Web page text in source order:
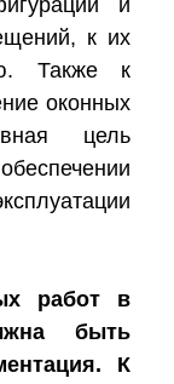
и
к их
Также к
оконных
цель
работ в
быть
К